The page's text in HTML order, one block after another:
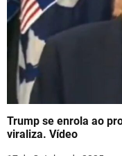
Trump se enrola ao
viraliza. Vídeo